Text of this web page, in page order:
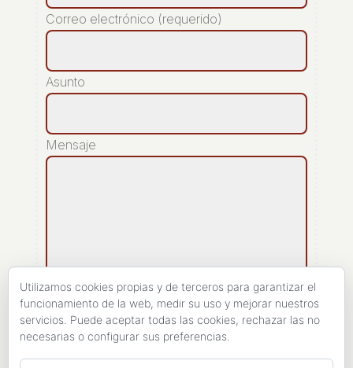
Correo electrónico (requerido)
Asunto
Mensaje
[recaptcha]
Utilizamos cookies propias y de terceros para garantizar el
funcionamiento de la web, medir su uso y mejorar nuestros
servicios. Puede aceptar todas las cookies, rechazar las no
necesarias o configurar sus preferencias.